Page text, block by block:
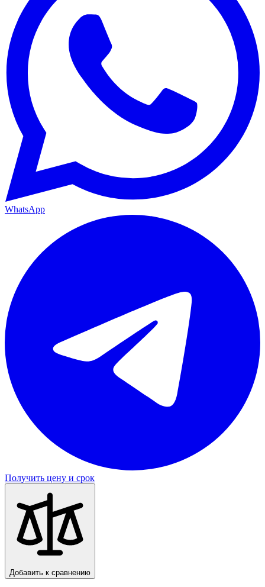
WhatsApp
Получить цену и срок
Добавить к сравнению